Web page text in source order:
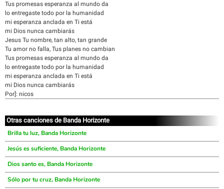
Tus promesas esperanza al mundo da
lo entregaste todo por la humanidad
mi esperanza anclada en Ti está
mi Dios nunca cambiarás
Jesus Tu nombre, tan alto, tan grande
Tu amor no falla, Tus planes no cambian
Tus promesas esperanza al mundo da
lo entregaste todo por la humanidad
mi esperanza anclada en Ti está
mi Dios nunca cambiarás
Por]: nicos
Otras canciones de Banda Horizonte
Brilla tu luz, Banda Horizonte
Jesús es suficiente, Banda Horizonte
Dios santo es, Banda Horizonte
Sólo por tu cruz, Banda Horizonte